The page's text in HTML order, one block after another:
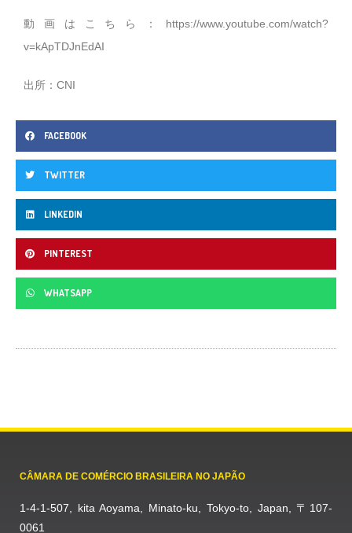
動画はこちら： https://www.youtube.com/watch?
v=kApTDJnEdAI
出所：CNI
FACEBOOK
TWITTER
LINKEDIN
PINTEREST
WHATSAPP
CÂMARA DE COMÉRCIO BRASILEIRA NO JAPÃO
1-4-1-507, kita Aoyama, Minato-ku, Tokyo-to, Japan, 〒107-
0061